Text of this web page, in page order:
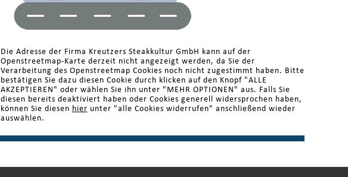
Die Adresse der Firma Kreutzers Steakkultur GmbH kann auf der
Openstreetmap-Karte derzeit nicht angezeigt werden, da Sie der
Verarbeitung des Openstreetmap Cookies noch nicht zugestimmt haben. Bitte
bestätigen Sie dazu diesen Cookie durch klicken auf den Knopf "ALLE
AKZEPTIEREN" oder wählen Sie ihn unter "MEHR OPTIONEN" aus. Falls Sie
diesen bereits deaktiviert haben oder Cookies generell widersprochen haben,
können Sie diesen hier unter "alle Cookies widerrufen" anschließend wieder
auswählen.